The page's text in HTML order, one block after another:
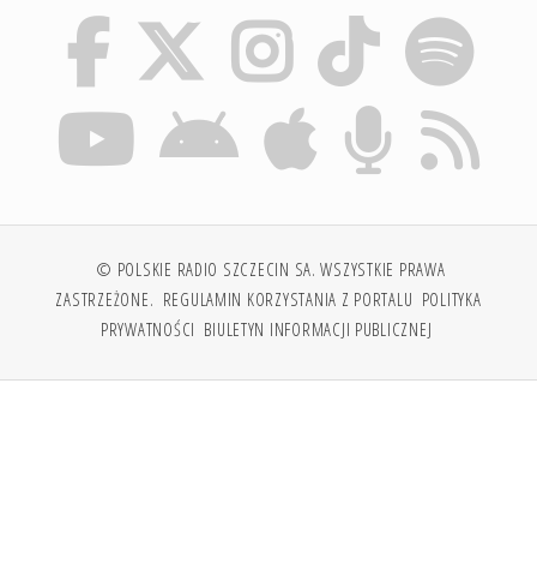
© POLSKIE RADIO SZCZECIN SA. WSZYSTKIE PRAWA
ZASTRZEŻONE. REGULAMIN KORZYSTANIA Z PORTALU POLITYKA
PRYWATNOŚCI BIULETYN INFORMACJI PUBLICZNEJ